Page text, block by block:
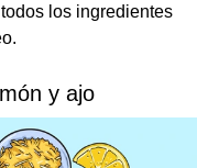
los ingredientes
y ajo